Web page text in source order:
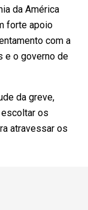
da América
forte apoio
com a
e o governo de
da greve,
escoltar os
atravessar os